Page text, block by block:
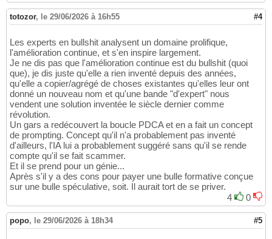
totozor, le 29/06/2026 à 16h55 #4
Les experts en bullshit analysent un domaine prolifique,
l'amélioration continue, et s'en inspire largement.
Je ne dis pas que l'amélioration continue est du bullshit (quoi
que), je dis juste qu'elle a rien inventé depuis des années,
qu'elle a copier/agrégé de choses existantes qu'elles leur ont
donné un nouveau nom et qu'une bande "d'expert" nous
vendent une solution inventée le siècle dernier comme
révolution.
Un gars a redécouvert la boucle PDCA et en a fait un concept
de prompting. Concept qu'il n'a probablement pas inventé
d'ailleurs, l'IA lui a probablement suggéré sans qu'il se rende
compte qu'il se fait scammer.
Et il se prend pour un génie...
Après s'il y a des cons pour payer une bulle formative conçue
sur une bulle spéculative, soit. Il aurait tort de se priver.
4
0
popo, le 29/06/2026 à 18h34 #5